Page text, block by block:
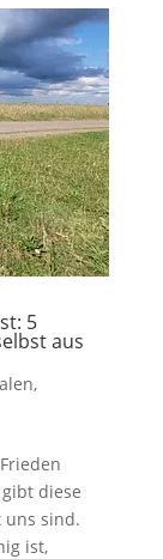
5
aus
,
diese
sind.
ist,